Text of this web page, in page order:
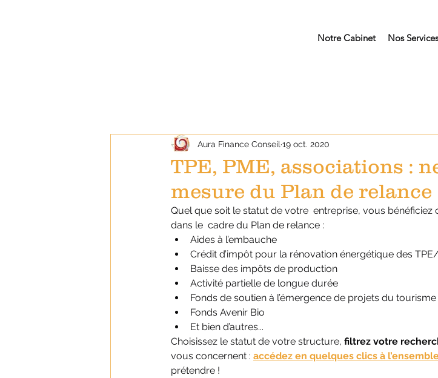
Notre Cabinet Nos Services
TPE, PME, associations :
mesure du Plan de relance
Aura Finance Conseil 19 oct. 2020
Quel que soit le statut de votre  entreprise, vous
dans le  cadre du Plan de relance :
Aides à l’embauche
Crédit d’impôt pour la rénovation énergétique des
Baisse des impôts de production
Activité partielle de longue durée
Fonds de soutien à l’émergence de projets du
Fonds Avenir Bio
Et bien d’autres...
Choisissez le statut de votre structure, filtrez votre
vous concernent : accédez en quelques clics à
prétendre !